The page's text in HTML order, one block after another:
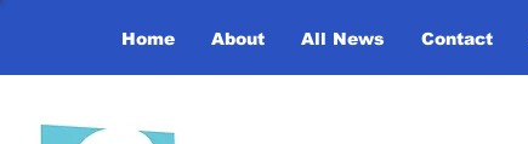
Home About All News Contact